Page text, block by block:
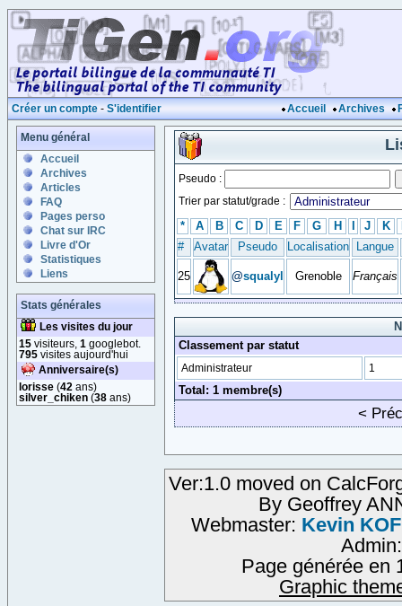
Créer un compte - S'identifier Accueil Archives
Menu général
Accueil
Archives
Articles
FAQ
Pages perso
Chat sur IRC
Livre d'Or
Statistiques
Liens
Stats générales
Les visites du jour
15 visiteurs, 1 googlebot.
795 visites aujourd'hui
Anniversaire(s)
lorisse (42 ans)
silver_chiken (38 ans)
Pseudo :
Trier par statut/grade :
* A B C D E F G H J K
#
Avatar Pseudo Localisation Langue
25 @squalyl Grenoble Français
Classement par statut
Administrateur 1
Total: 1 membre(s)
<
Ver:1.0 moved on
By Geoffrey
Webmaster: Kevin
Page générée en
Graphic